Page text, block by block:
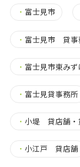
・ 富士見市
・ 富士見市 貸事
・ 富士見市東みず
・ 富士見貸事務所
・ 小堤 貸店舗・
・ 小江戸 貸店舗